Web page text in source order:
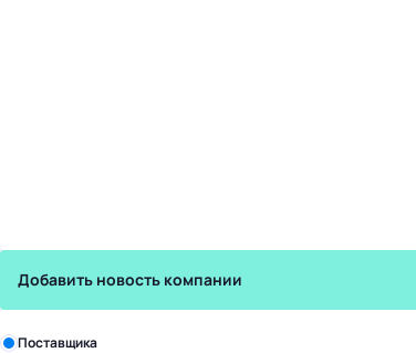
Добавить новость компании
Зарегистрируйте в бизнес-центре:
Поставщика